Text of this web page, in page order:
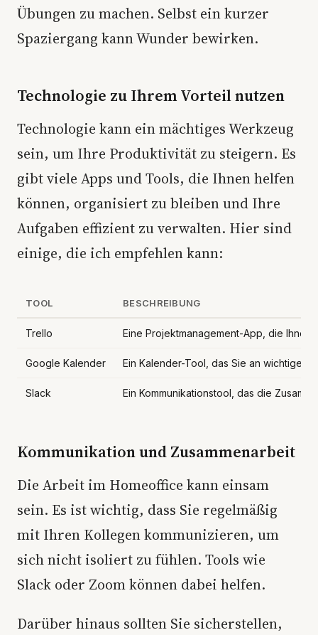
Übungen zu machen. Selbst ein kurzer
Spaziergang kann Wunder bewirken.
Technologie zu Ihrem Vorteil nutzen
Technologie kann ein mächtiges Werkzeug
sein, um Ihre Produktivität zu steigern. Es
gibt viele Apps und Tools, die Ihnen helfen
können, organisiert zu bleiben und Ihre
Aufgaben effizient zu verwalten. Hier sind
einige, die ich empfehlen kann:
TOOL BESCHREIBUNG
Trello Eine Projektmanagement-App, die
Google Kalender Ein Kalender-Tool, das Sie an wichtige
Slack Ein Kommunikationstool, das die
Kommunikation und Zusammenarbeit
Die Arbeit im Homeoffice kann einsam
sein. Es ist wichtig, dass Sie regelmäßig
mit Ihren Kollegen kommunizieren, um
sich nicht isoliert zu fühlen. Tools wie
Slack oder Zoom können dabei helfen.
Darüber hinaus sollten Sie sicherstellen,